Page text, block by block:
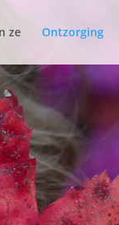
ze Ontzorging